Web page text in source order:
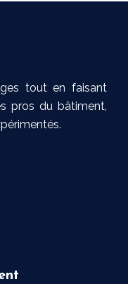
tout en faisant
pros du bâtiment,